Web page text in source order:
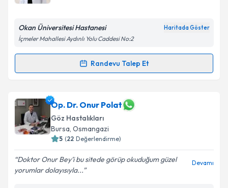
kapsamda işlenmesini kabul ediyorum.
Takvim Talebini Gönder
Okan Üniversitesi Hastanesi Haritada Göster
İçmeler Mahallesi Aydınlı Yolu Caddesi No:2
Randevu Talep Et
Randevu Takvimi Talebi
Op. Dr. Habibe Topuziçin randevu takvimi talebi
oluşturun. Size bu uzmandan randevu almanız için bir
takvim hazırlandığında e-posta ile bilgilendireceğiz.
E-posta Adresiniz
Op. Dr. Onur Polat
Göz Hastalıkları
Bursa, Osmangazi
5 (22 Değerlendirme)
Doktor Onur Bey’i bu sitede görüp okuduğum güzel
yorumlar dolayısıyla...
Devamı